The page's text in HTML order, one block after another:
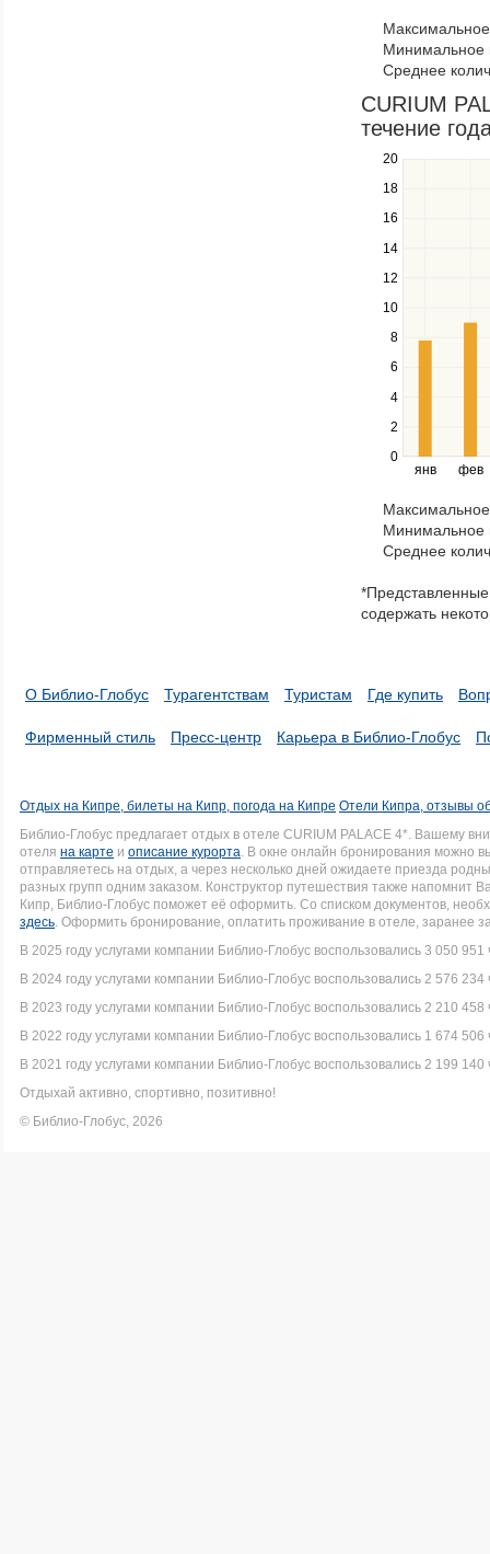
navigate
through
items
in
a
series.
Минимальное
Среднее
CURIUM
течение
янв фев
0
2
4
6
8
10
12
14
16
18
20
Use
the
and
down
to
navigate
series.
Use
the
and
right
navigate
through
items
a
series.
Минимальное
Среднее
содержать
О Библио-Глобус Турагентствам Туристам Где купить
Фирменный стиль Пресс-центр Карьера в Библио-Глобус
Отдых на Кипре, билеты на Кипр, погода на Кипре Отели Кипра, отзывы
Библио-Глобус предлагает отдых в отеле CURIUM PALACE 4*. Вашему
отеля на карте и описание курорта. В окне онлайн бронирования можно
отправляетесь на отдых, а через несколько дней ожидаете приезда
разных групп одним заказом. Конструктор путешествия также напомнит
Кипр, Библио-Глобус поможет её оформить. Со списком документов,
здесь. Оформить бронирование, оплатить проживание в отеле, заранее
В 2025 году услугами компании Библио-Глобус воспользовались 3 050 951
В 2024 году услугами компании Библио-Глобус воспользовались 2 576 234
В 2023 году услугами компании Библио-Глобус воспользовались 2 210 458
В 2022 году услугами компании Библио-Глобус воспользовались 1 674 506
В 2021 году услугами компании Библио-Глобус воспользовались 2 199 140
Отдыхай активно, спортивно, позитивно!
© Библио-Глобус, 2026